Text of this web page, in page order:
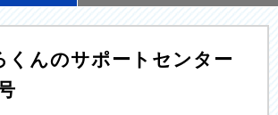
くんのサポートセンター